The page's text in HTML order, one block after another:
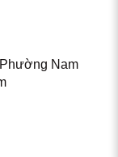
Nam